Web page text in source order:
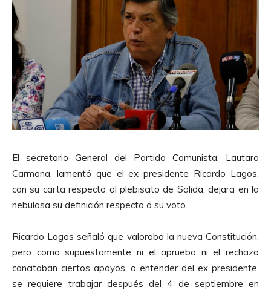
El secretario General del Partido Comunista, Lautaro
Carmona, lamentó que el ex presidente Ricardo Lagos,
con su carta respecto al plebiscito de Salida, dejara en la
nebulosa su definición respecto a su voto.
Ricardo Lagos señaló que valoraba la nueva Constitución,
pero como supuestamente ni el apruebo ni el rechazo
concitaban ciertos apoyos, a entender del ex presidente,
se requiere trabajar después del 4 de septiembre en